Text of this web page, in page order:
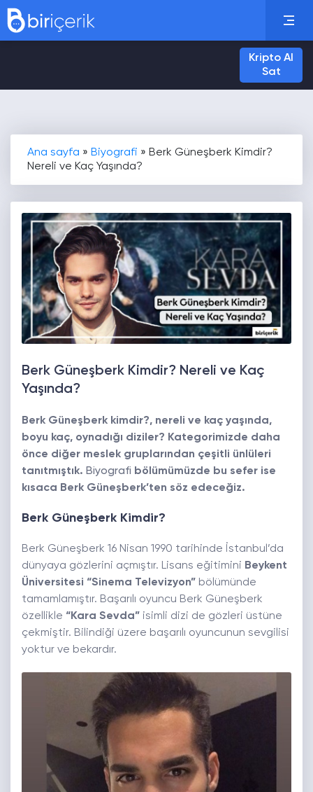
Kripto Al
Sat
Ana sayfa » Biyografi » Berk Güneşberk Kimdir?
Nereli ve Kaç Yaşında?
Berk Güneşberk Kimdir? Nereli ve Kaç
Yaşında?
Berk Güneşberk kimdir?, nereli ve kaç yaşında,
boyu kaç, oynadığı diziler? Kategorimizde daha
önce diğer meslek gruplarından çeşitli ünlüleri
tanıtmıştık. Biyografi bölümümüzde bu sefer ise
kısaca Berk Güneşberk’ten söz edeceğiz.
Berk Güneşberk Kimdir?
Berk Güneşberk 16 Nisan 1990 tarihinde İstanbul’da
dünyaya gözlerini açmıştır. Lisans eğitimini Beykent
Üniversitesi “Sinema Televizyon” bölümünde
tamamlamıştır. Başarılı oyuncu Berk Güneşberk
özellikle “Kara Sevda” isimli dizi de gözleri üstüne
çekmiştir. Bilindiği üzere başarılı oyuncunun sevgilisi
yoktur ve bekardır.